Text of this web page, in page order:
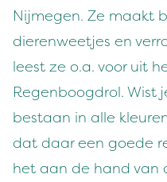
Nijmegen. Ze maakt
dierenweetjes en
leest ze o.a. voor uit
Regenboogdrol. Wist
bestaan in alle
dat daar een goede
het aan de hand van